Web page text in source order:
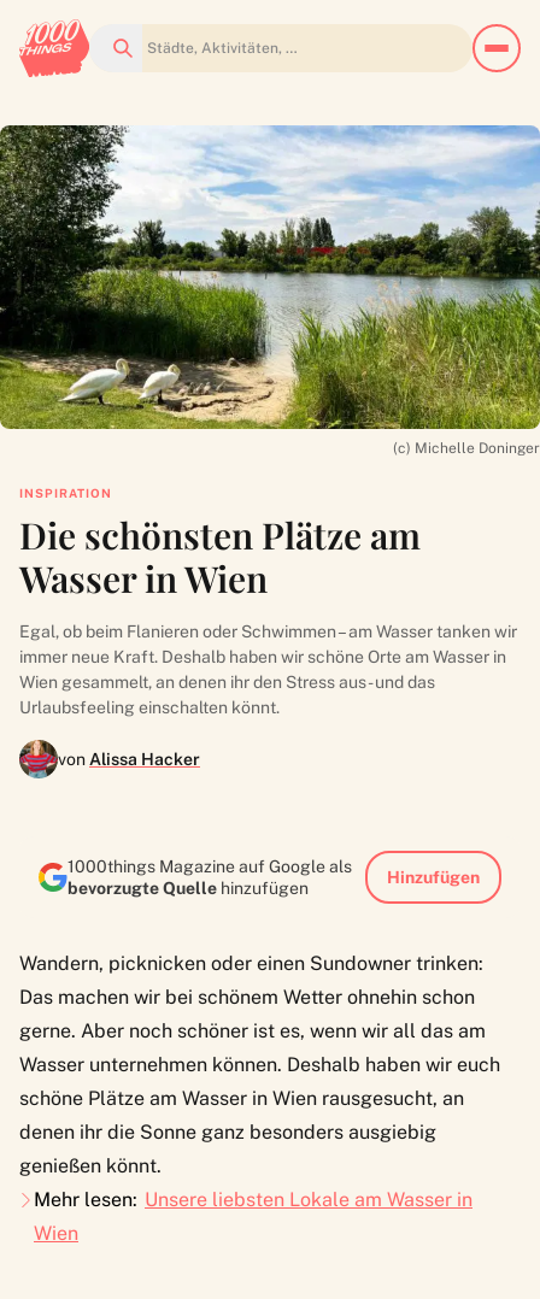
Suchen
(c) Michelle Doninger
INSPIRATION
Die schönsten Plätze am
Wasser in Wien
Egal, ob beim Flanieren oder Schwimmen – am Wasser tanken wir
immer neue Kraft. Deshalb haben wir schöne Orte am Wasser in
Wien gesammelt, an denen ihr den Stress aus- und das
Urlaubsfeeling einschalten könnt.
von Alissa Hacker
1000things Magazine auf Google als
bevorzugte Quelle hinzufügen
Hinzufügen
Wandern, picknicken oder einen Sundowner trinken:
Das machen wir bei schönem Wetter ohnehin schon
gerne. Aber noch schöner ist es, wenn wir all das am
Wasser unternehmen können. Deshalb haben wir euch
schöne Plätze am Wasser in Wien rausgesucht, an
denen ihr die Sonne ganz besonders ausgiebig
genießen könnt.
Mehr lesen: Unsere liebsten Lokale am Wasser in
Wien